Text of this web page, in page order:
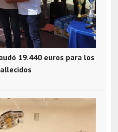
19.440 euros para los